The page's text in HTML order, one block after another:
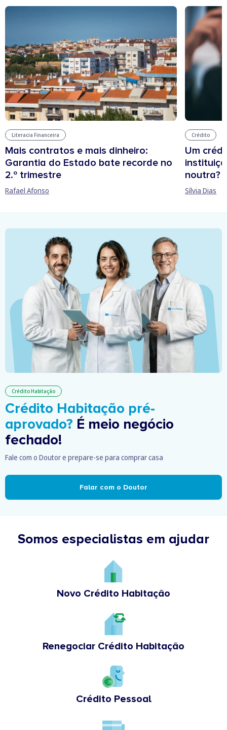
Literacia Financeira
Mais contratos e mais dinheiro:
Garantia do Estado bate recorde no
2.º trimestre
Rafael Afonso
Crédito
Um
noutra?
Sílvia Dias
Crédito Habitação
Crédito Habitação pré-
aprovado? É meio negócio
fechado!
Fale com o Doutor e prepare-se para comprar casa
Falar com o Doutor
Somos especialistas em ajudar
Novo Crédito Habitação
Renegociar Crédito Habitação
Crédito Pessoal